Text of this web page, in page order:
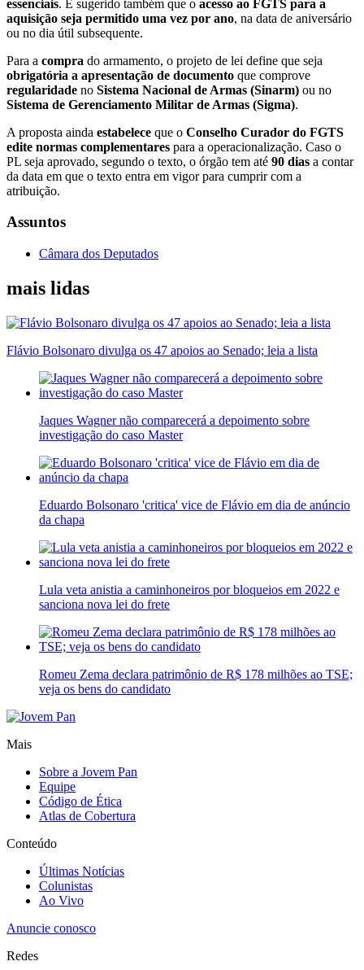
essenciais. É sugerido também que o acesso ao FGTS para a
aquisição seja permitido uma vez por ano, na data de aniversário
ou no dia útil subsequente.
Para a compra do armamento, o projeto de lei define que seja
obrigatória a apresentação de documento que comprove
regularidade no Sistema Nacional de Armas (Sinarm) ou no
Sistema de Gerenciamento Militar de Armas (Sigma).
A proposta ainda estabelece que o Conselho Curador do FGTS
edite normas complementares para a operacionalização. Caso o
PL seja aprovado, segundo o texto, o órgão tem até 90 dias a contar
da data em que o texto entra em vigor para cumprir com a
atribuição.
Assuntos
Câmara dos Deputados
mais lidas
Flávio Bolsonaro divulga os 47 apoios ao Senado; leia a lista
Jaques Wagner não comparecerá a depoimento sobre
investigação do caso Master
Eduardo Bolsonaro 'critica' vice de Flávio em dia de anúncio
da chapa
Lula veta anistia a caminhoneiros por bloqueios em 2022 e
sanciona nova lei do frete
Romeu Zema declara patrimônio de R$ 178 milhões ao TSE;
veja os bens do candidato
Mais
Sobre a Jovem Pan
Equipe
Código de Ética
Atlas de Cobertura
Conteúdo
Últimas Notícias
Colunistas
Ao Vivo
Anuncie conosco
Redes